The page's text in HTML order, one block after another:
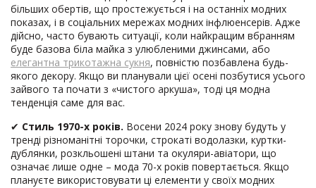
більших обертів, що простежується і на останніх модних
показах, і в соціальних мережах модних інфлюенсерів. Адже
дійсно, часто бувають ситуації, коли найкращим вбранням
буде базова біла майка з улюбленими джинсами, або
елегантна трикотажна сукня, повністю позбавлена будь-
якого декору. Якщо ви планували цієї осені позбутися усього
зайвого та почати з «чистого аркуша», тоді ця модна
тенденція саме для вас.
✔ Стиль 1970-х років. Восени 2024 року знову будуть у
тренді різноманітні торочки, строкаті водолазки, куртки-
дублянки, розкльошені штани та окуляри-авіатори, що
означає лише одне – мода 70-х років повертається. Якщо
плануєте використовувати ці елементи у своїх модних